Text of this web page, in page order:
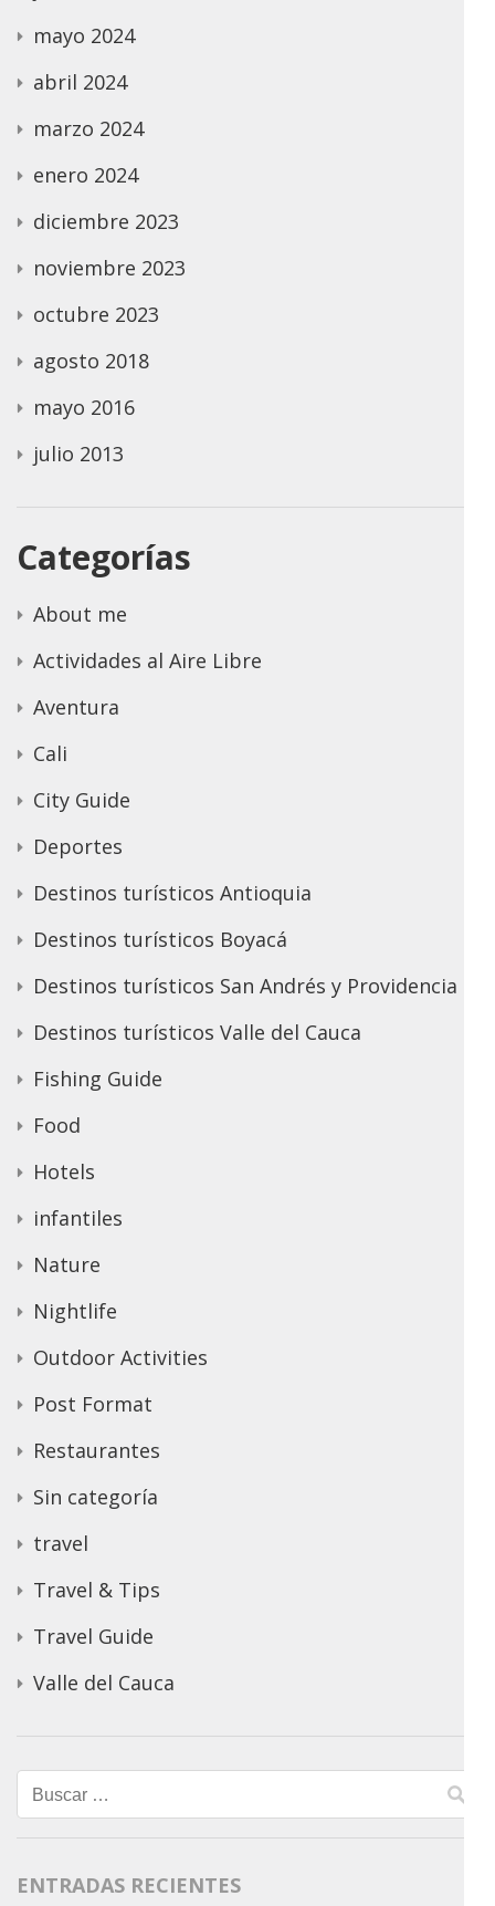
mayo 2024
abril 2024
marzo 2024
enero 2024
diciembre 2023
noviembre 2023
octubre 2023
agosto 2018
mayo 2016
julio 2013
Categorías
About me
Actividades al Aire Libre
Aventura
Cali
City Guide
Deportes
Destinos turísticos Antioquia
Destinos turísticos Boyacá
Destinos turísticos San Andrés y Providencia
Destinos turísticos Valle del Cauca
Fishing Guide
Food
Hotels
infantiles
Nature
Nightlife
Outdoor Activities
Post Format
Restaurantes
Sin categoría
travel
Travel & Tips
Travel Guide
Valle del Cauca
Buscar:
ENTRADAS RECIENTES